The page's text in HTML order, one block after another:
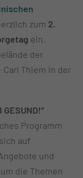
zum 2.
ein.
der
Thiem in der
GESUND!“
Programm
auf
und
die Themen